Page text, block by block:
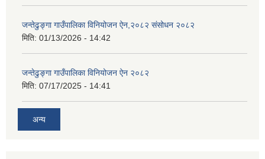
जन्तेढुङ्गा गाउँपालिका विनियोजन ऐन,२०८२ संसोधन २०८२
मिति: 01/13/2026 - 14:42
जन्तेढुङ्गा गाउँपालिका विनियोजन ऐन २०८२
मिति: 07/17/2025 - 14:41
अन्य